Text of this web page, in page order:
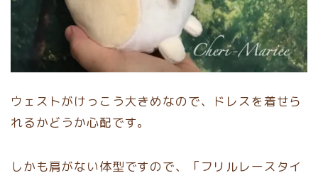
ウェストがけっこう大きめなので、ドレスを着せら
れるかどうか心配です。
しかも肩がない体型ですので、「フリルレースタイ